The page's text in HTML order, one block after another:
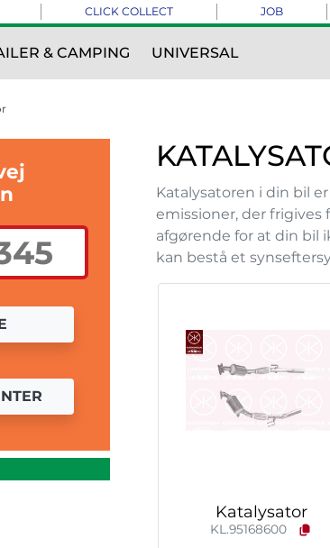
CLICK COLLECT JOB
& CAMPING UNIVERSAL
Katalysatoren i din bil
emissioner, der
afgørende for at din bil
kan bestå et
Katalysator
KL.95168600